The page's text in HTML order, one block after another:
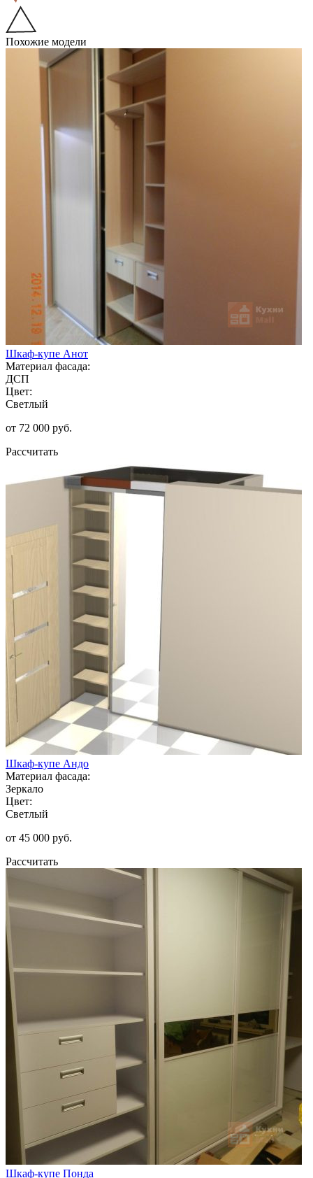
Похожие модели
Шкаф-купе Анот
Материал фасада:
ДСП
Цвет:
Светлый
от 72 000 руб.
Рассчитать
Шкаф-купе Андо
Материал фасада:
Зеркало
Цвет:
Светлый
от 45 000 руб.
Рассчитать
Шкаф-купе Понда